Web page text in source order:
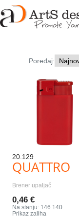
Skip
to
content
Poređaj:
20.129
QUATTRO
Brener upaljač
0,46 €
Na stanju: 146.140
Prikaz zaliha